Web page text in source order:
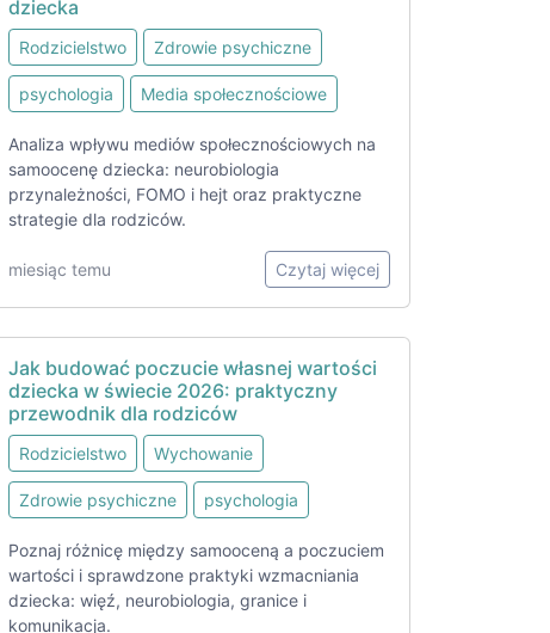
dziecka
Rodzicielstwo Zdrowie psychiczne
psychologia Media społecznościowe
Analiza wpływu mediów społecznościowych na
samoocenę dziecka: neurobiologia
przynależności, FOMO i hejt oraz praktyczne
strategie dla rodziców.
miesiąc temu Czytaj więcej
Jak budować poczucie własnej wartości
dziecka w świecie 2026: praktyczny
przewodnik dla rodziców
Rodzicielstwo Wychowanie
Zdrowie psychiczne psychologia
Poznaj różnicę między samooceną a poczuciem
wartości i sprawdzone praktyki wzmacniania
dziecka: więź, neurobiologia, granice i
komunikacja.